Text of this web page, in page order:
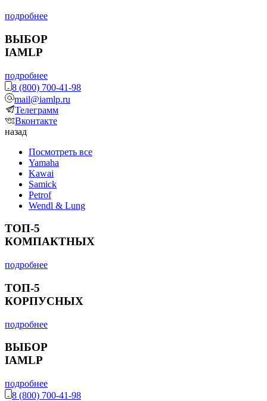
подробнее
ВЫБОР
IAMLP
подробнее
8 (800) 700-41-98
mail@iamlp.ru
Телеграмм
Вконтакте
назад
Посмотреть все
Yamaha
Kawai
Samick
Petrof
Wendl & Lung
ТОП-5
КОМПАКТНЫХ
подробнее
ТОП-5
КОРПУСНЫХ
подробнее
ВЫБОР
IAMLP
подробнее
8 (800) 700-41-98